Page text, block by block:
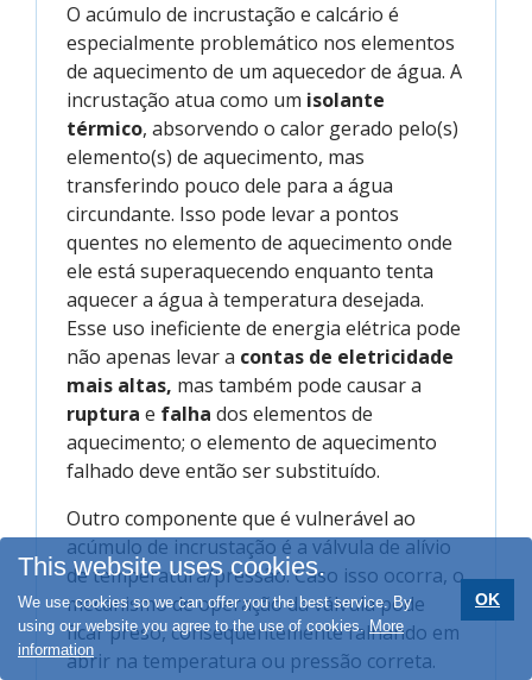
O acúmulo de incrustação e calcário é
especialmente problemático nos elementos
de aquecimento de um aquecedor de água. A
incrustação atua como um isolante
térmico, absorvendo o calor gerado pelo(s)
elemento(s) de aquecimento, mas
transferindo pouco dele para a água
circundante. Isso pode levar a pontos
quentes no elemento de aquecimento onde
ele está superaquecendo enquanto tenta
aquecer a água à temperatura desejada.
Esse uso ineficiente de energia elétrica pode
não apenas levar a contas de eletricidade
mais altas, mas também pode causar a
ruptura e falha dos elementos de
aquecimento; o elemento de aquecimento
falhado deve então ser substituído.
Outro componente que é vulnerável ao
acúmulo de incrustação é a válvula de alívio
de temperatura/pressão. Caso isso ocorra, o
mecanismo de operação da válvula pode
ficar preso, consequentemente falhando em
abrir na temperatura ou pressão correta.
This website uses cookies.
We use cookies so we can offer you the best service. By
using our website you agree to the use of cookies.More
information
OK